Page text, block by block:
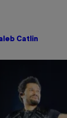
Catlin